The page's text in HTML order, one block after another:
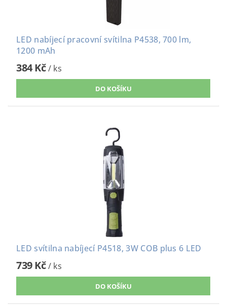
LED nabíjecí pracovní svítilna P4538, 700 lm,
1200 mAh
384 Kč/ ks
LED svítilna nabíjecí P4518, 3W COB plus 6 LED
739 Kč/ ks